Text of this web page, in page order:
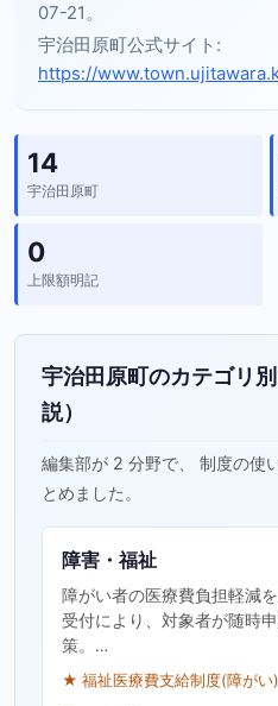
07-21。
宇治田原町公式サイト:
https://
14
宇治田原町
0
上限額明記
宇治田原町のカテゴリ
説）
編集部が 2 分野で、 制度の使
とめました。
障害・福祉
障がい者の医療費負担軽減
受付により、対象者が随時
策。…
★ 福祉医療費支給制度(障がい)